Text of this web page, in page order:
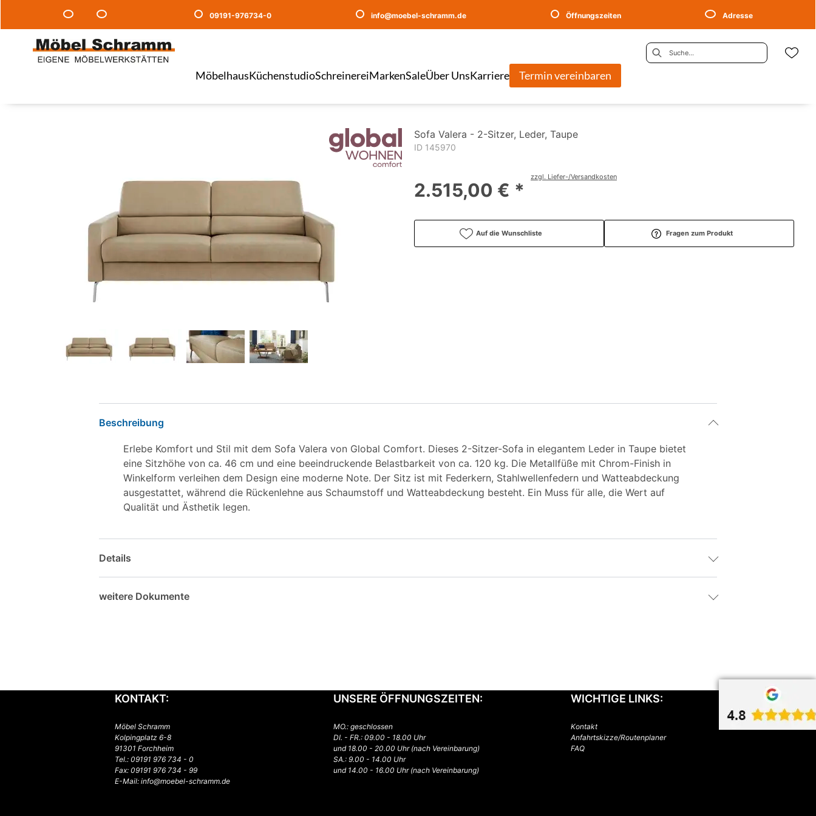
09191-976734-0 info@moebel-schramm.de Öffnungszeiten Adresse
MöbelhausKüchenstudioSchreinereiMarkenSaleÜber UnsKarriere Termin vereinbaren
Sofa Valera - 2-Sitzer, Leder, Taupe
ID 145970
2.515,00 € *
zzgl. Liefer-/Versandkosten
Auf die Wunschliste Fragen zum Produkt
Beschreibung
Erlebe Komfort und Stil mit dem Sofa Valera von Global Comfort. Dieses 2-Sitzer-Sofa in elegantem Leder in Taupe bietet
eine Sitzhöhe von ca. 46 cm und eine beeindruckende Belastbarkeit von ca. 120 kg. Die Metallfüße mit Chrom-Finish in
Winkelform verleihen dem Design eine moderne Note. Der Sitz ist mit Federkern, Stahlwellenfedern und Watteabdeckung
ausgestattet, während die Rückenlehne aus Schaumstoff und Watteabdeckung besteht. Ein Muss für alle, die Wert auf
Qualität und Ästhetik legen.
Details
weitere Dokumente
KONTAKT:
Möbel Schramm
Kolpingplatz 6-8
91301 Forchheim
Tel.: 09191 976 734 - 0
Fax: 09191 976 734 - 99
E-Mail: info@moebel-schramm.de
UNSERE ÖFFNUNGSZEITEN:
MO.: geschlossen
DI. - FR.: 09.00 - 18.00 Uhr
und 18.00 - 20.00 Uhr (nach Vereinbarung)
SA.: 9.00 - 14.00 Uhr
und 14.00 - 16.00 Uhr (nach Vereinbarung)
WICHTIGE LINKS:
Kontakt
Anfahrtskizze/Routenplaner
FAQ